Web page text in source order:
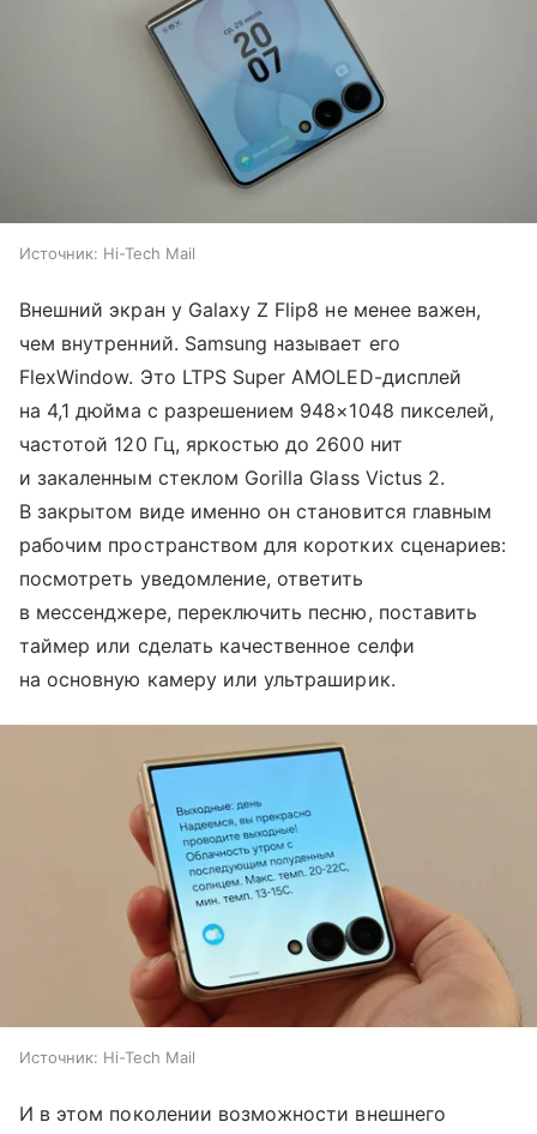
Источник: Hi-Tech Mail
Внешний экран у Galaxy Z Flip8 не менее важен,
чем внутренний. Samsung называет его
FlexWindow. Это LTPS Super AMOLED-дисплей
на 4,1 дюйма с разрешением 948×1048 пикселей,
частотой 120 Гц, яркостью до 2600 нит
и закаленным стеклом Gorilla Glass Victus 2.
В закрытом виде именно он становится главным
рабочим пространством для коротких сценариев:
посмотреть уведомление, ответить
в мессенджере, переключить песню, поставить
таймер или сделать качественное селфи
на основную камеру или ультраширик.
Источник: Hi-Tech Mail
И в этом поколении возможности внешнего